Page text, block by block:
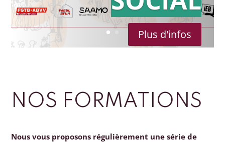
Plus d'infos
NOS FORMATIONS
Nous vous proposons régulièrement une série de